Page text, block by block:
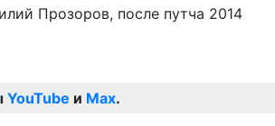
Прозоров, после путча 2014
YouTube и Max.